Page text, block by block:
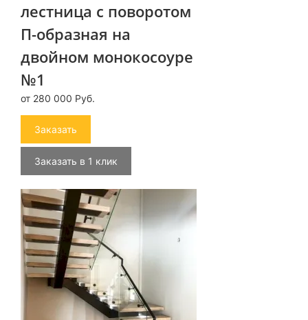
лестница с поворотом
П-образная на
двойном монокосоуре
№1
от 280 000 Руб.
Заказать
Заказать в 1 клик